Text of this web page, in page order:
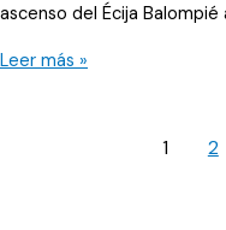
ascenso del Écija Balompié
Un
Leer más »
1 2